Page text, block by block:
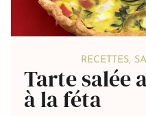
RECETTES,
Tarte salée
à la féta